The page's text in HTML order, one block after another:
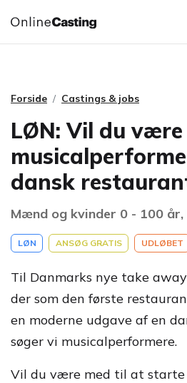
CASTINGS & JOBS
Forside Castings & jobs
LØN: Vil du være
dansk
Mænd og kvinder 0 - 100 år,
LØN ANSØG GRATIS UDLØBET
Til Danmarks nye take
der som den første
en moderne udgave af en
søger vi musicalperformere.
Vil du være med til at